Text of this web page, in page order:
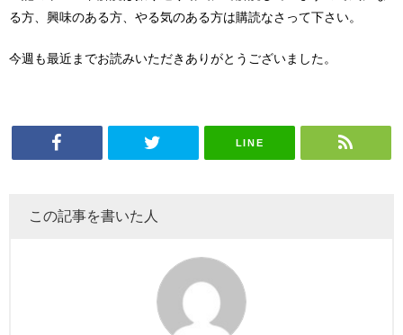
る方、興味のある方、やる気のある方は購読なさって下さい。
今週も最近までお読みいただきありがとうございました。
LINE
この記事を書いた人